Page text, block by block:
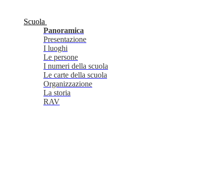
Scuola
Panoramica
Presentazione
I luoghi
Le persone
I numeri della scuola
Le carte della scuola
Organizzazione
La storia
RAV